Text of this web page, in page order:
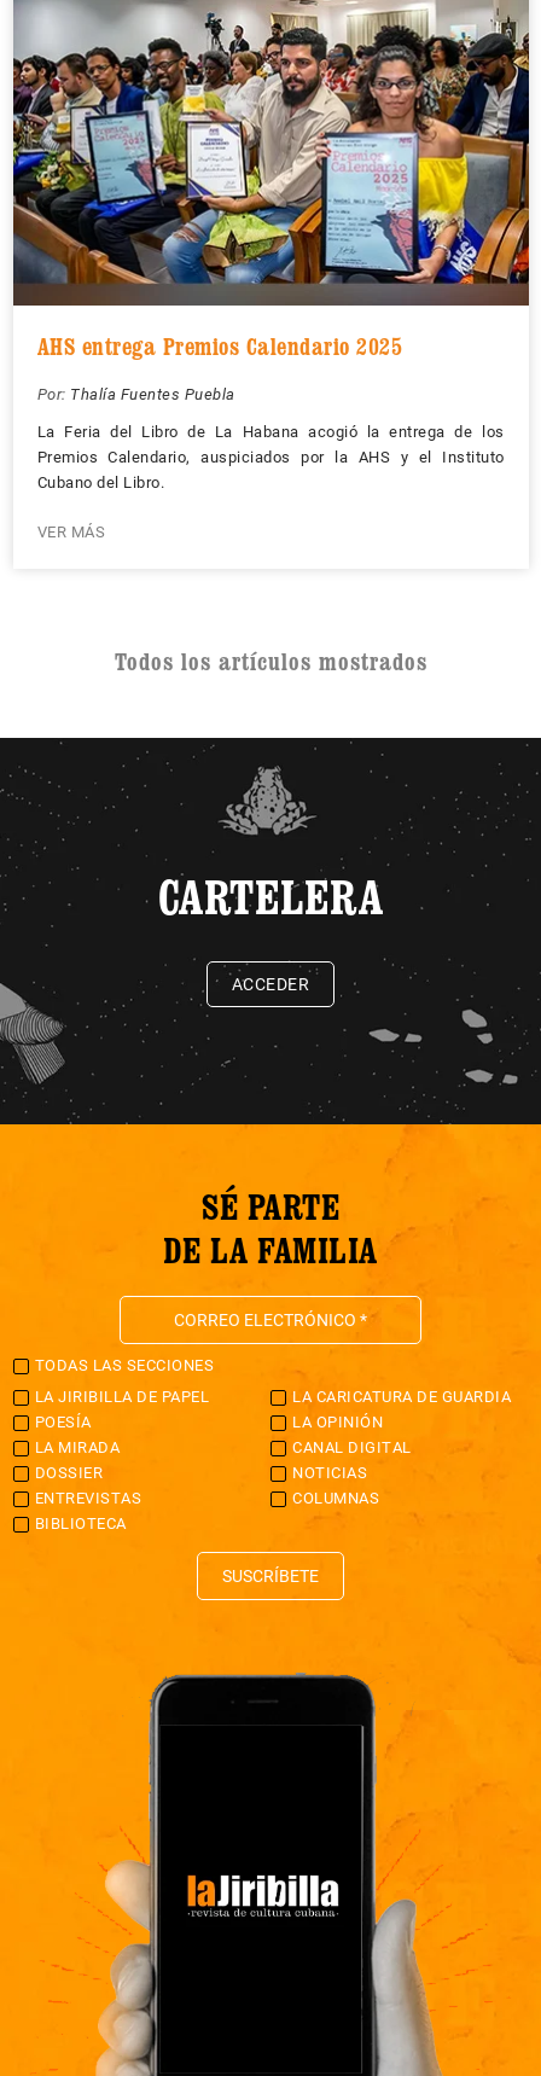
AHS entrega Premios Calendario 2025
Por: Thalía Fuentes Puebla
La Feria del Libro de La Habana acogió la entrega de los
Premios Calendario, auspiciados por la AHS y el Instituto
Cubano del Libro.
VER MÁS
Todos los artículos mostrados
CARTELERA
ACCEDER
SÉ PARTE
DE LA FAMILIA
TODAS LAS SECCIONES
LA JIRIBILLA DE PAPEL
LA CARICATURA DE GUARDIA
POESÍA
LA OPINIÓN
LA MIRADA
CANAL DIGITAL
DOSSIER
NOTICIAS
ENTREVISTAS
COLUMNAS
BIBLIOTECA
SUSCRÍBETE